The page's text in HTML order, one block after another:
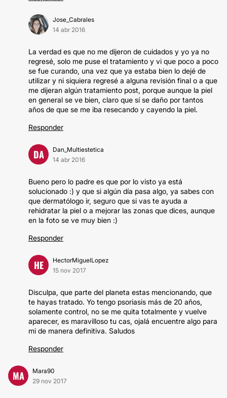
Jose_Cabrales
14 abr 2016
La verdad es que no me dijeron de cuidados y yo ya no
regresé, solo me puse el tratamiento y vi que poco a poco
se fue curando, una vez que ya estaba bien lo dejé de
utilizar y ni siquiera regresé a alguna revisión final o a que
me dijeran algún tratamiento post, porque aunque la piel
en general se ve bien, claro que sí se daño por tantos
años de que se me iba resecando y cayendo la piel.
Responder
DA
Dan_Multiestetica
14 abr 2016
Bueno pero lo padre es que por lo visto ya está
solucionado :) y que si algún día pasa algo, ya sabes con
que dermatólogo ir, seguro que si vas te ayuda a
rehidratar la piel o a mejorar las zonas que dices, aunque
en la foto se ve muy bien :)
Responder
HE
HectorMiguelLopez
15 nov 2017
Disculpa, que parte del planeta estas mencionando, que
te hayas tratado. Yo tengo psoriasis más de 20 años,
solamente control, no se me quita totalmente y vuelve
aparecer, es maravilloso tu cas, ojalá encuentre algo para
mi de manera definitiva. Saludos
Responder
MA
Mara90
29 nov 2017